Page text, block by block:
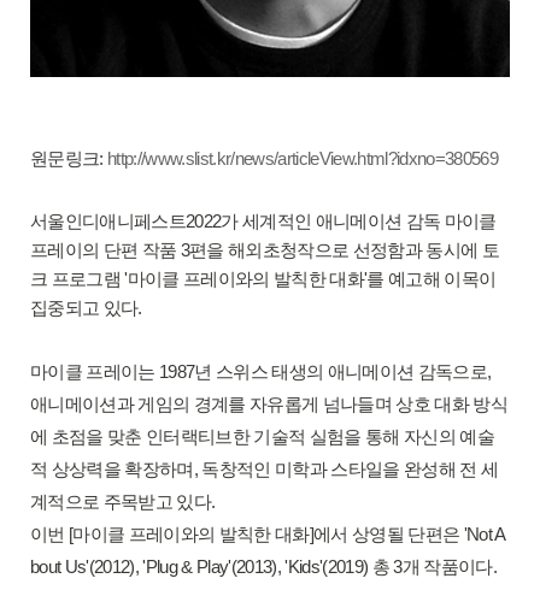
원문링크: http://www.slist.kr/news/articleView.html?idxno=380569
서울인디애니페스트2022가 세계적인 애니메이션 감독 마이클
프레이의 단편 작품 3편을 해외초청작으로 선정함과 동시에 토
크 프로그램 '마이클 프레이와의 발칙한 대화'를 예고해 이목이
집중되고 있다.
마이클 프레이는 1987년 스위스 태생의 애니메이션 감독으로,
애니메이션과 게임의 경계를 자유롭게 넘나들며 상호 대화 방식
에 초점을 맞춘 인터랙티브한 기술적 실험을 통해 자신의 예술
적 상상력을 확장하며, 독창적인 미학과 스타일을 완성해 전 세
계적으로 주목받고 있다.
이번 [마이클 프레이와의 발칙한 대화]에서 상영될 단편은 'Not A
bout Us'(2012), 'Plug & Play'(2013), 'Kids'(2019) 총 3개 작품이다.